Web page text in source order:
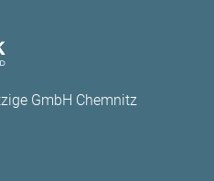
GmbH Chemnitz